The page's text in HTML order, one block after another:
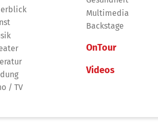
/ TV
Multimedia
Backstage
OnTour
Videos